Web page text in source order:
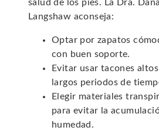
salud de los pies. La Dra. Dana
Langshaw aconseja:
Optar por zapatos
con buen soporte.
Evitar usar tacones
largos periodos de
Elegir materiales
para evitar la
humedad.